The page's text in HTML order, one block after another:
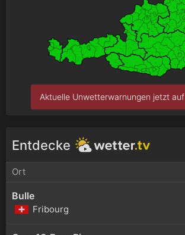
Aktuelle Unwetterwarnungen jetzt auf
Entdecke
Ort
Bulle
Fribourg